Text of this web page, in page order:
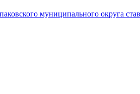
муниципального округа